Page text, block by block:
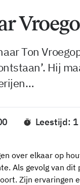
Ton
Hij
Leestijd:
over elkaar op
Als gevolg van
Zijn ervaringen